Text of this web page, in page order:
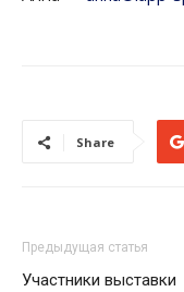
Share
Предыдущая статья
Участники выставки